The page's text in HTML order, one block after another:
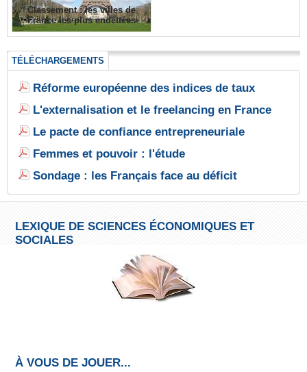
Classement : les villes de
France les plus endettées
TÉLÉCHARGEMENTS
Réforme européenne des indices de taux
L'externalisation et le freelancing en France
Le pacte de confiance entrepreneuriale
Femmes et pouvoir : l'étude
Sondage : les Français face au déficit
LEXIQUE DE SCIENCES ÉCONOMIQUES ET
SOCIALES
À VOUS DE JOUER...